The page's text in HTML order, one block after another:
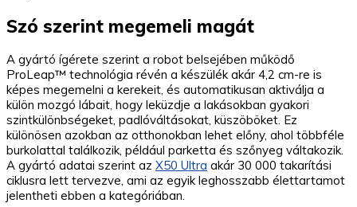
Szó szerint megemeli magát
A gyártó ígérete szerint a robot belsejében működő
ProLeap™ technológia révén a készülék akár 4,2 cm-re is
képes megemelni a kerekeit, és automatikusan aktiválja a
külön mozgó lábait, hogy leküzdje a lakásokban gyakori
szintkülönbségeket, padlóváltásokat, küszöböket. Ez
különösen azokban az otthonokban lehet előny, ahol többféle
burkolattal találkozik, például parketta és szőnyeg váltakozik.
A gyártó adatai szerint az X50 Ultra akár 30 000 takarítási
ciklusra lett tervezve, ami az egyik leghosszabb élettartamot
jelentheti ebben a kategóriában.